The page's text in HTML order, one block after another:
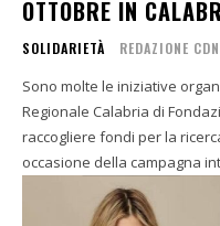
OTTOBRE IN
SOLIDARIETÀ REDAZIONE CDN
Sono molte le iniziative
Regionale Calabria di
raccogliere fondi per la
occasione della campagna